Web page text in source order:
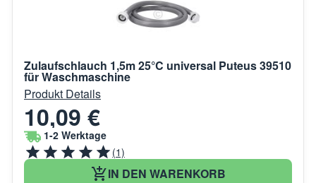
Zulaufschlauch 1,5m 25°C universal Puteus 39510
für Waschmaschine
Produkt Details
10,09 €
1-2 Werktage
(1)
IN DEN WARENKORB